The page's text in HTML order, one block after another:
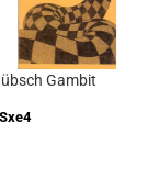
Gambit